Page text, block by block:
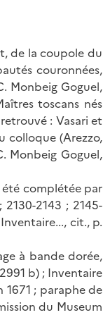
de la coupole du
couronnées,
Monbeig Goguel,
toscans nés
: Vasari et
colloque (Arezzo,
Monbeig Goguel,
été complétée par
2143 ; 2145-
cit., p.
à bande dorée,
b) ; Inventaire
1671 ; paraphe de
du Museum